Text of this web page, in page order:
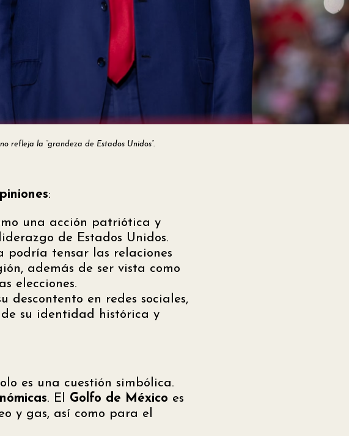
refleja la “grandeza de Estados Unidos”.
:
una acción patriótica y
de Estados Unidos.
podría tensar las relaciones
además de ser vista como
elecciones.
descontento en redes sociales,
su identidad histórica y
es una cuestión simbólica.
. El Golfo de México es
y gas, así como para el